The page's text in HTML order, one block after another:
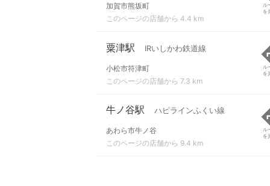
加賀市熊坂町
このページの店舗から 4.4 km
ル
を
粟津駅 IRいしかわ鉄道線
小松市符津町
このページの店舗から 7.3 km
ル
を
牛ノ谷駅 ハピラインふくい線
あわら市牛ノ谷
このページの店舗から 9.4 km
ル
を